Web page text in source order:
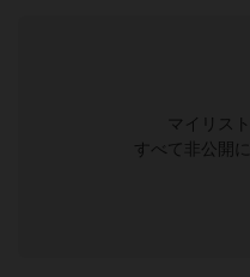
マイリス
すべて非公開